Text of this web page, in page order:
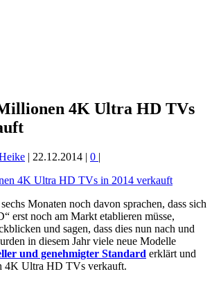
4K Ultra HD TVs
| 22.12.2014 | 0 |
Monaten noch davon sprachen, dass sich
erst noch am Markt etablieren müsse,
und sagen, dass dies nun nach und
in diesem Jahr viele neue Modelle
und genehmigter Standard erklärt und
4K Ultra HD TVs verkauft.